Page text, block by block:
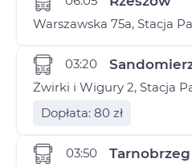
Warszawska 75a, Stacja
03:20
Żwirki i Wigury 2, Stacja
Dopłata: 80 zł
03:50 Tarnobrzeg